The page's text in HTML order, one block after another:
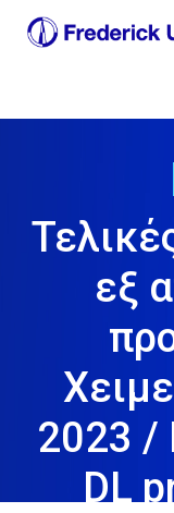
εξ
2023 /
DL